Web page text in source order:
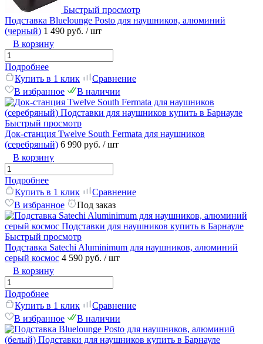
Быстрый просмотр
Подставка Bluelounge Posto для наушников, алюминий
(черный) 1 490 руб. / шт
В корзину
Подробнее
Купить в 1 клик
Сравнение
В избранное
В наличии
Быстрый просмотр
Док-станция Twelve South Fermata для наушников
(серебряный) 6 990 руб. / шт
В корзину
Подробнее
Купить в 1 клик
Сравнение
В избранное
Под заказ
Быстрый просмотр
Подставка Satechi Aluminimum для наушников, алюминий
серый космос 4 590 руб. / шт
В корзину
Подробнее
Купить в 1 клик
Сравнение
В избранное
В наличии